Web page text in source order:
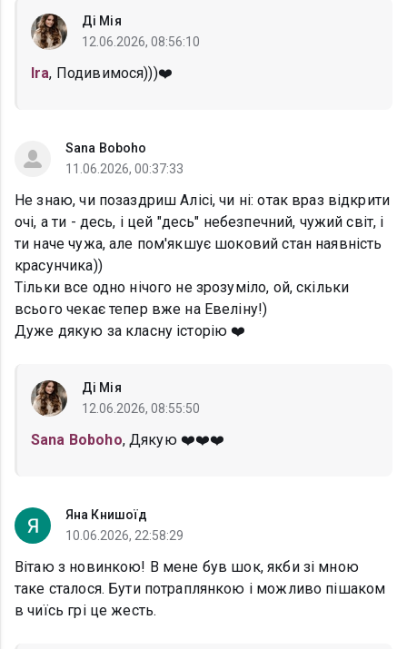
Ді Мія
12.06.2026, 08:56:10
Ira, Подивимося)))❤️
Sana Boboho
11.06.2026, 00:37:33
Не знаю, чи позаздриш Алісі, чи ні: отак враз відкрити
очі, а ти - десь, і цей "десь" небезпечний, чужий світ, і
ти наче чужа, але пом'якшує шоковий стан наявність
красунчика))
Тільки все одно нічого не зрозуміло, ой, скільки
всього чекає тепер вже на Евеліну!)
Дуже дякую за класну історію ❤️
Ді Мія
12.06.2026, 08:55:50
Sana Boboho, Дякую ❤️❤️❤️
Яна Книшоїд
10.06.2026, 22:58:29
Вітаю з новинкою! В мене був шок, якби зі мною
таке сталося. Бути потраплянкою і можливо пішаком
в чиїсь грі це жесть.